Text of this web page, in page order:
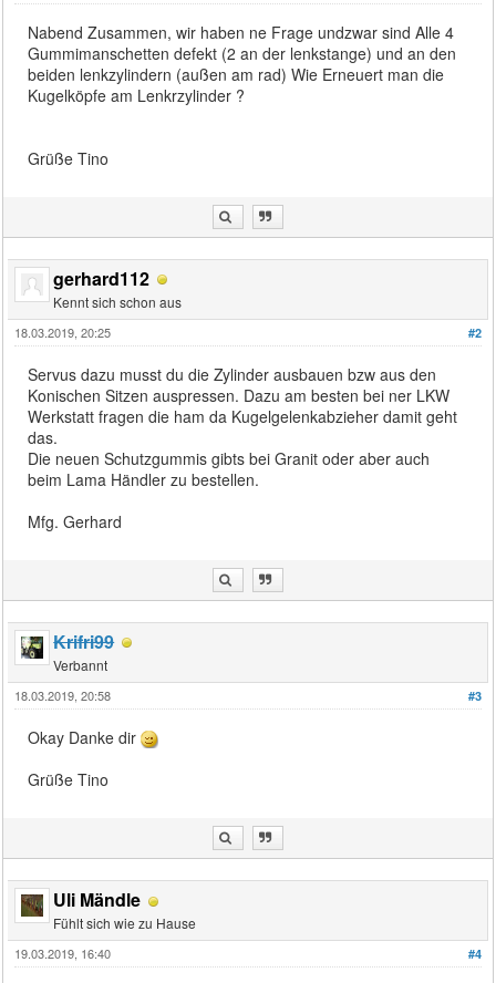
Nabend Zusammen, wir haben ne Frage undzwar sind Alle 4
Gummimanschetten defekt (2 an der lenkstange) und an den
beiden lenkzylindern (außen am rad) Wie Erneuert man die
Kugelköpfe am Lenkrzylinder ?
Grüße Tino
gerhard112
Kennt sich schon aus
#2
18.03.2019, 20:25
Servus dazu musst du die Zylinder ausbauen bzw aus den
Konischen Sitzen auspressen. Dazu am besten bei ner LKW
Werkstatt fragen die ham da Kugelgelenkabzieher damit geht
das.
Die neuen Schutzgummis gibts bei Granit oder aber auch
beim Lama Händler zu bestellen.
Mfg. Gerhard
Krifri99
Verbannt
#3
18.03.2019, 20:58
Okay Danke dir
Grüße Tino
Uli Mändle
Fühlt sich wie zu Hause
#4
19.03.2019, 16:40